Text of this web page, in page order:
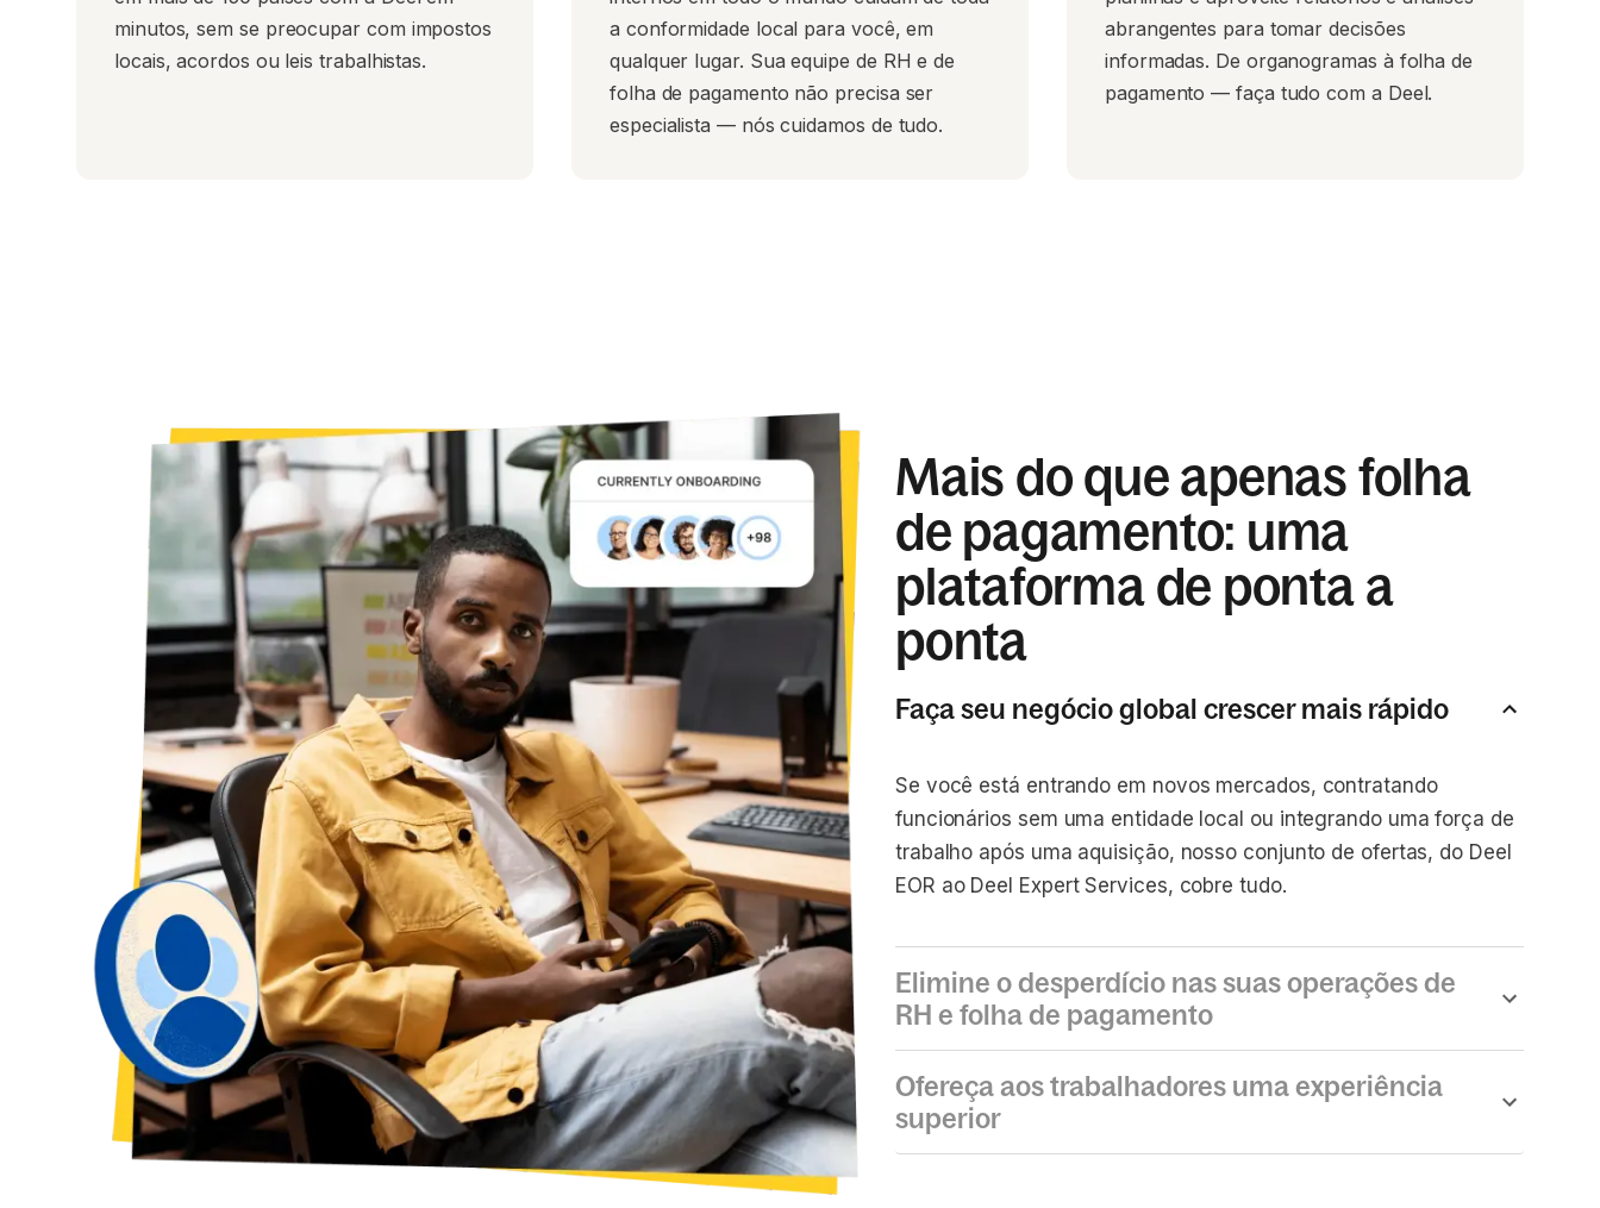
minutos, sem se preocupar com impostos
locais, acordos ou leis trabalhistas.
a conformidade local para você, em
qualquer lugar. Sua equipe de RH e de
folha de pagamento não precisa ser
especialista — nós cuidamos de tudo.
abrangentes para tomar decisões
informadas. De organogramas à folha de
pagamento — faça tudo com a Deel.
Mais do que apenas folha
de pagamento: uma
plataforma de ponta a
ponta
Faça seu negócio global crescer mais rápido
Se você está entrando em novos mercados, contratando
funcionários sem uma entidade local ou integrando uma força de
trabalho após uma aquisição, nosso conjunto de ofertas, do Deel
EOR ao Deel Expert Services, cobre tudo.
Elimine o desperdício nas suas operações de
RH e folha de pagamento
Ofereça aos trabalhadores uma experiência
superior